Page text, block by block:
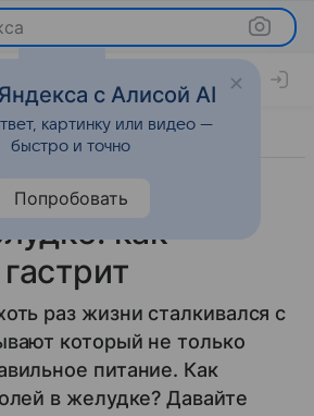
как
раз жизни сталкивался с
который не только
питание. Как
в желудке? Давайте
с Алисой AI
картинку или видео —
быстро и точно
Попробовать